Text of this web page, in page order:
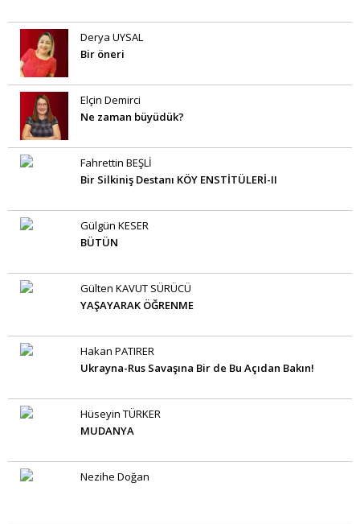
Derya UYSAL
Bir öneri
Elçin Demirci
Ne zaman büyüdük?
Fahrettin BEŞLİ
Bir Silkiniş Destanı KÖY ENSTİTÜLERİ-II
Gülgün KESER
BÜTÜN
Gülten KAVUT SÜRÜCÜ
YAŞAYARAK ÖĞRENME
Hakan PATIRER
Ukrayna-Rus Savaşına Bir de Bu Açıdan Bakın!
Hüseyin TÜRKER
MUDANYA
Nezihe Doğan